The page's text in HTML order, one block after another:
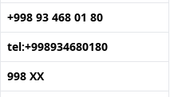
+998 93 468 01 80
tel:+998934680180
998 XX